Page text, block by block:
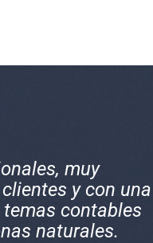
muy
y con una
contables
naturales.